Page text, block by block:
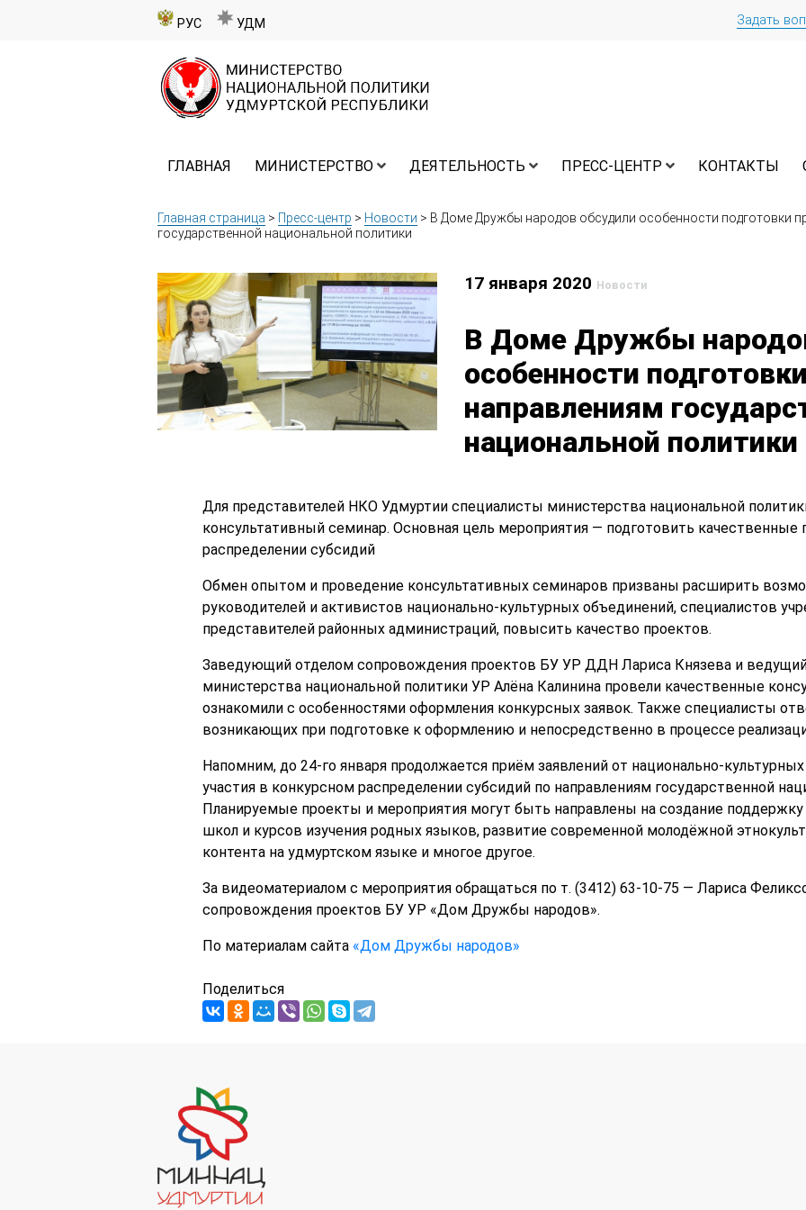
РУС УДМ Задать
ГЛАВНАЯ МИНИСТЕРСТВО ДЕЯТЕЛЬНОСТЬ ПРЕСС-ЦЕНТР КОНТАКТЫ
Главная страница > Пресс-центр > Новости > В Доме Дружбы народов обсудили особенности подготовки
государственной национальной политики
17 января 2020 Новости
В Доме Дружбы
особенности
направлениям
национальной политики
Для представителей НКО Удмуртии специалисты министерства национальной
консультативный семинар. Основная цель мероприятия — подготовить качественные
распределении субсидий
Обмен опытом и проведение консультативных семинаров призваны расширить
руководителей и активистов национально-культурных объединений, специалистов
представителей районных администраций, повысить качество проектов.
Заведующий отделом сопровождения проектов БУ УР ДДН Лариса Князева и
министерства национальной политики УР Алёна Калинина провели качественные
ознакомили с особенностями оформления конкурсных заявок. Также специалисты
возникающих при подготовке к оформлению и непосредственно в процессе
Напомним, до 24-го января продолжается приём заявлений от национально-
участия в конкурсном распределении субсидий по направлениям государственной
Планируемые проекты и мероприятия могут быть направлены на создание поддержку
школ и курсов изучения родных языков, развитие современной молодёжной
контента на удмуртском языке и многое другое.
За видеоматериалом с мероприятия обращаться по т. (3412) 63-10-75 — Лариса
сопровождения проектов БУ УР «Дом Дружбы народов».
По материалам сайта «Дом Дружбы народов»
Поделиться